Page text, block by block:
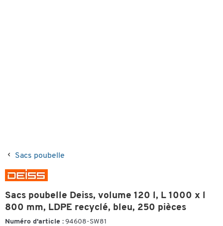
Sacs poubelle
Sacs poubelle Deiss, volume 120 l, L 1000 x l
800 mm, LDPE recyclé, bleu, 250 pièces
Numéro d'article : 94608-SW81